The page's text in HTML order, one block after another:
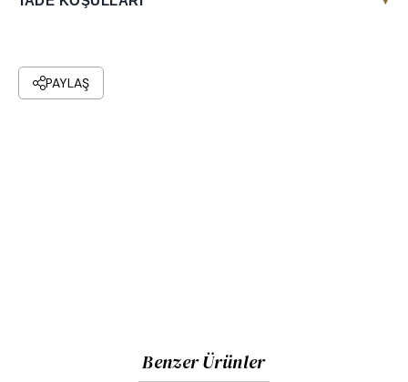
PAYLAŞ
Benzer Ürünler